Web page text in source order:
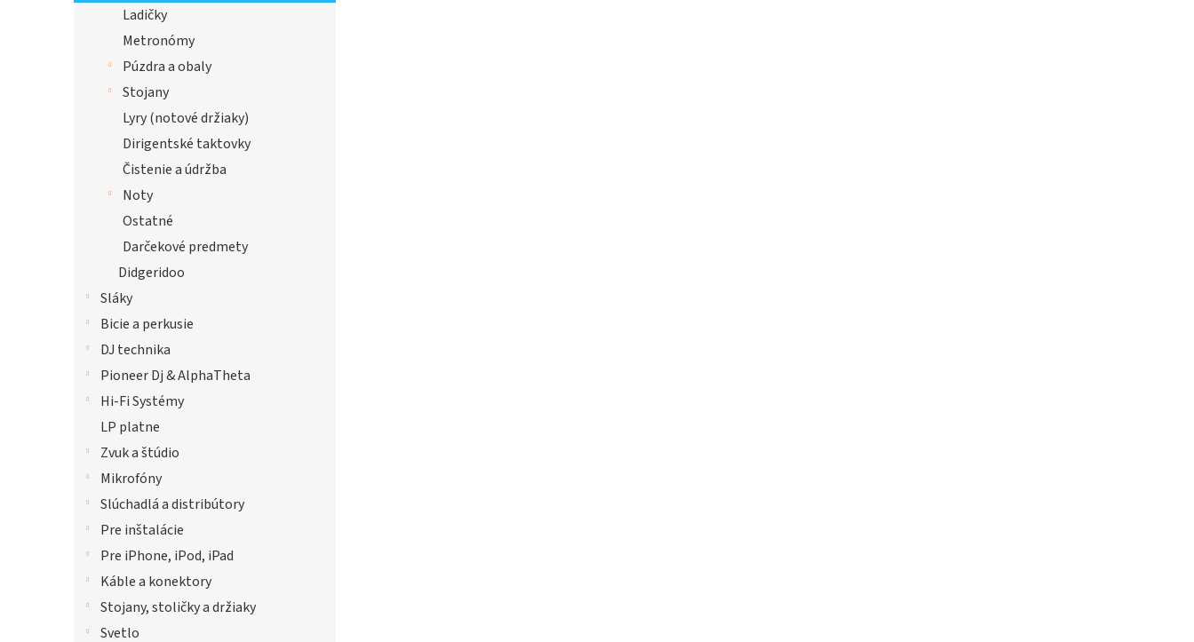
Ladičky
Metronómy
Púzdra a obaly
Stojany
Lyry (notové držiaky)
Dirigentské taktovky
Čistenie a údržba
Noty
Ostatné
Darčekové predmety
Didgeridoo
Sláky
Bicie a perkusie
DJ technika
Pioneer Dj & AlphaTheta
Hi-Fi Systémy
LP platne
Zvuk a štúdio
Mikrofóny
Slúchadlá a distribútory
Pre inštalácie
Pre iPhone, iPod, iPad
Káble a konektory
Stojany, stoličky a držiaky
Svetlo